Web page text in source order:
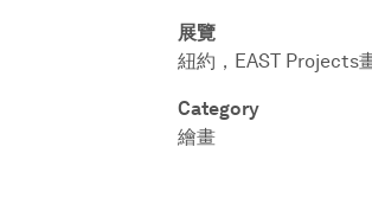
展覽
紐約，EAST Projects
Category
繪畫